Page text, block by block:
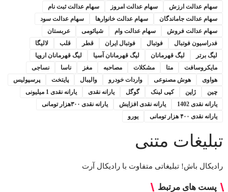
سهام عدالت ارزش
سهام عدالت امروز
سهام عدالت ثبت نام
سهام عدالت جاماندگان
سهام عدالت خانوارها
سهام عدالت سود
سهام عدالت فروش
سهام عدالت وام شیائومی
عربستان
فدراسیون فوتبال
فوتبال فوتبال ایران قطر قلب
لالیگا
لیگ برتر
لیگ قهرمانان لیگ قهرمانان آسیا
لیگ قهرمانان اروپا
مایکروسافت
متا مشکلات مصاحبه مغز ناسا
نساجی
هواوی
هوش مصنوعی واردات خودرو والیبال پایتخت
پرسپولیس
چین
ژاپن کپی لینک گوگل یارانه نقدی
یارانه نقدی 1 میلیونی
یارانه نقدی 1402
یارانه نقدی افزایش
یارانه نقدی ۳۰۰هزار تومانی
یارانه نقدی ۴۰۰ هزار تومانی
یورو
تبلیغات متنی
رادیکال باش! تبلیغاتی متفاوت با رادیکال آرت
پست های مرتبط